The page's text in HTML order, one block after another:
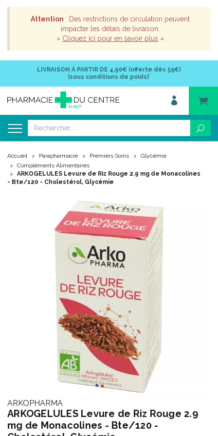
Attention : Des restrictions de circulation peuvent
impacter les délais de livraison.
» Cliquez ici pour en savoir plus «
LIVRAISON À PARTIR DE 4,90€ (offerte dès 59€)
(sous conditions de poids)*
Accueil Parapharmacie Premiers Soins
Glycémie
Compléments Alimentaires
ARKOGELULES Levure de Riz Rouge 2.9 mg de Monacolines
- Bte/120 - Cholestérol, Glycémie
ARKOPHARMA
ARKOGELULES Levure de Riz Rouge 2.9
mg de Monacolines - Bte/120 -